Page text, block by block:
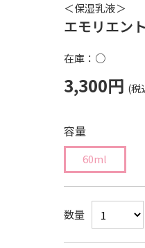
＜保湿乳液＞
エモリエン
在庫：○
3,300円
容量
60ml
数量